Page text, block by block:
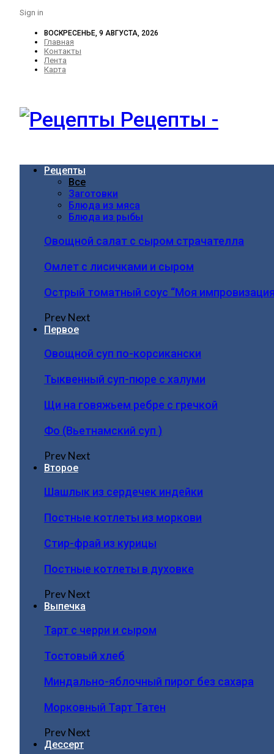
Sign in
ВОСКРЕСЕНЬЕ, 9 АВГУСТА, 2026
Главная
Контакты
Лента
Карта
Рецепты -
Рецепты
Все
Заготовки
Блюда из мяса
Блюда из рыбы
Овощной салат с сыром страчателла
Омлет с лисичками и сыром
Острый томатный соус “Моя
PrevNext
Первое
Овощной суп по-корсикански
Тыквенный суп-пюре с халуми
Щи на говяжьем ребре с гречкой
Фо (Вьетнамский суп )
PrevNext
Второе
Шашлык из сердечек индейки
Постные котлеты из моркови
Стир-фрай из курицы
Постные котлеты в духовке
PrevNext
Выпечка
Тарт с черри и сыром
Тостовый хлеб
Миндально-яблочный пирог без сахара
Морковный Тарт Татен
PrevNext
Дессерт